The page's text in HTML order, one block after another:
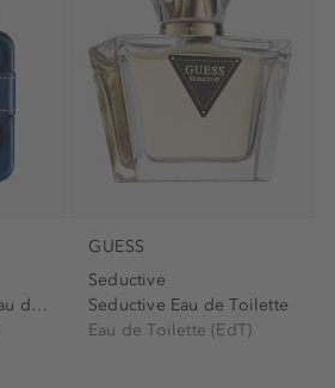
Iconic Iconic Blue Eau de...
GUESS
Seductive
Seductive Eau de Toilette
Eau de Toilette (EdT)